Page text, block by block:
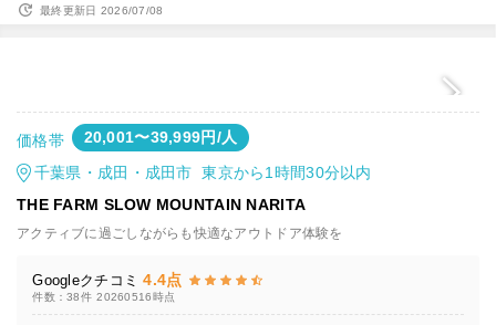
最終更新日 2026/07/08
価格帯 20,001〜39,999円/人
千葉県・成田・成田市 東京から1時間30分以内
THE FARM SLOW MOUNTAIN NARITA
アクティブに過ごしながらも快適なアウトドア体験を
Googleクチコミ 4.4点
件数：38件 20260516時点